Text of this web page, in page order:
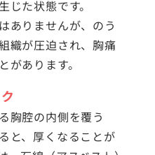
じた状態です。
ありませんが、のう
織が圧迫され、胸痛
があります。
胸腔の内側を覆う
と、厚くなることが